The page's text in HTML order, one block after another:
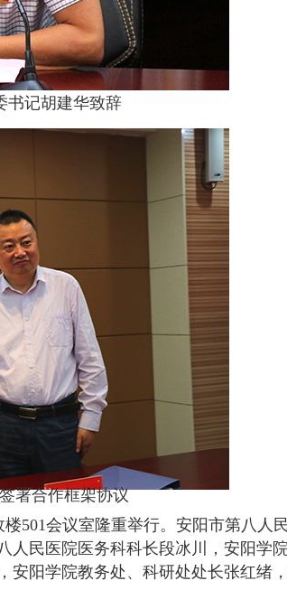
书记胡建华致辞
署合作框架协议
501会议室隆重举行。安阳市第八人
民医院医务科科长段冰川，安阳学
阳学院教务处、科研处处长张红绪